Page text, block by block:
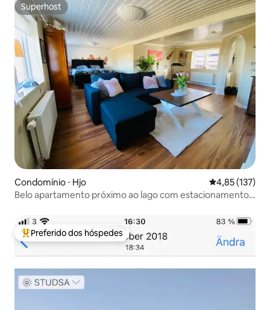
Superhost
Superhost
Condomínio ⋅ Hjo 4,85 de uma
4,85 (137)
Belo apartamento próximo ao lago com estacionamento
Entre os melhores preferidos dos hóspedes
Preferido dos hóspedes